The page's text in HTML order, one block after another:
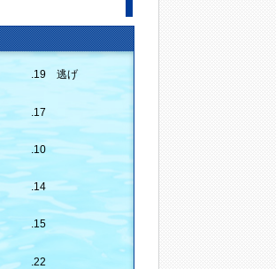
.19 逃げ
.17
.10
.14
.15
.22